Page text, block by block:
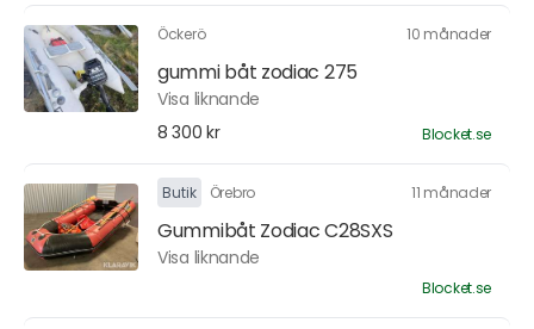
Öckerö 10 månader
gummi båt zodiac 275
Visa liknande
8 300 kr
Blocket.se
Butik Örebro 11 månader
Gummibåt Zodiac C28SXS
Visa liknande
Blocket.se